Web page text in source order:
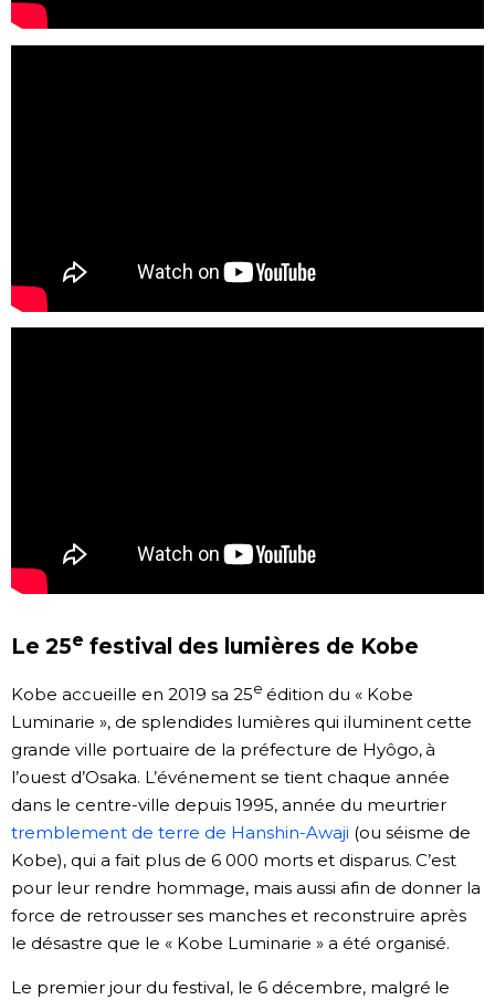
Le 25e festival des lumières de Kobe
Kobe accueille en 2019 sa 25e édition du « Kobe
Luminarie », de splendides lumières qui iluminent cette
grande ville portuaire de la préfecture de Hyôgo, à
l’ouest d’Osaka. L’événement se tient chaque année
dans le centre-ville depuis 1995, année du meurtrier
tremblement de terre de Hanshin-Awaji (ou séisme de
Kobe), qui a fait plus de 6 000 morts et disparus. C’est
pour leur rendre hommage, mais aussi afin de donner la
force de retrousser ses manches et reconstruire après
le désastre que le « Kobe Luminarie » a été organisé.
Le premier jour du festival, le 6 décembre, malgré le